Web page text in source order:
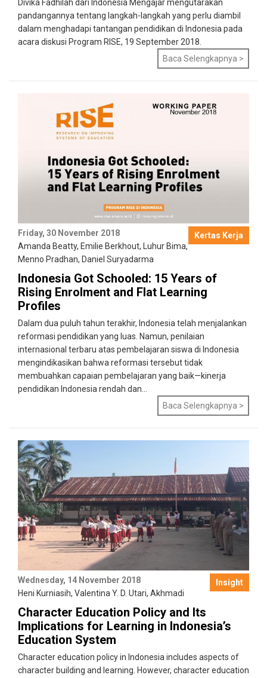
Divika Fadhilah dari Indonesia Mengajar mengutarakan
pandangannya tentang langkah-langkah yang perlu diambil
dalam menghadapi tantangan pendidikan di Indonesia pada
acara diskusi Program RISE, 19 September 2018.
Baca Selengkapnya >
Kertas Kerja
Friday, 30 November 2018
Amanda Beatty, Emilie Berkhout, Luhur Bima,
Menno Pradhan, Daniel Suryadarma
Indonesia Got Schooled: 15 Years of
Rising Enrolment and Flat Learning
Profiles
Dalam dua puluh tahun terakhir, Indonesia telah menjalankan
reformasi pendidikan yang luas. Namun, penilaian
internasional terbaru atas pembelajaran siswa di Indonesia
mengindikasikan bahwa reformasi tersebut tidak
membuahkan capaian pembelajaran yang baik—kinerja
pendidikan Indonesia rendah dan...
Baca Selengkapnya >
Insight
Wednesday, 14 November 2018
Heni Kurniasih, Valentina Y. D. Utari, Akhmadi
Character Education Policy and Its
Implications for Learning in Indonesia’s
Education System
Character education policy in Indonesia includes aspects of
character building and learning. However, character education